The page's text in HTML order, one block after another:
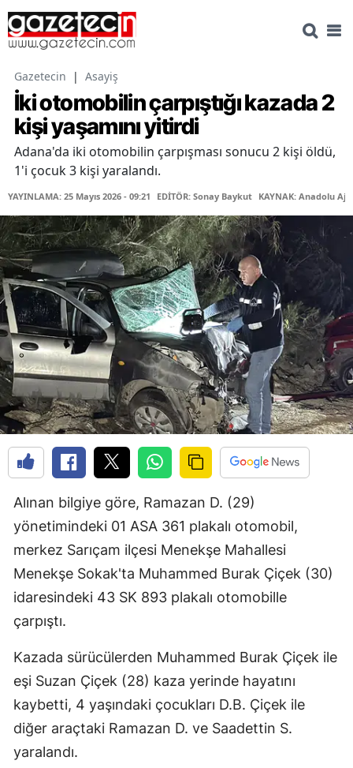
Gazetecin | Asayiş
İki otomobilin çarpıştığı kazada 2
kişi yaşamını yitirdi
Adana'da iki otomobilin çarpışması sonucu 2 kişi öldü,
1'i çocuk 3 kişi yaralandı.
YAYINLAMA: 25 Mayıs 2026 - 09:21 EDİTÖR: Sonay Baykut KAYNAK: Anadolu
Alınan bilgiye göre, Ramazan D. (29)
yönetimindeki 01 ASA 361 plakalı otomobil,
merkez Sarıçam ilçesi Menekşe Mahallesi
Menekşe Sokak'ta Muhammed Burak Çiçek (30)
idaresindeki 43 SK 893 plakalı otomobille
çarpıştı.
Kazada sürücülerden Muhammed Burak Çiçek ile
eşi Suzan Çiçek (28) kaza yerinde hayatını
kaybetti, 4 yaşındaki çocukları D.B. Çiçek ile
diğer araçtaki Ramazan D. ve Saadettin S.
yaralandı.